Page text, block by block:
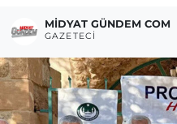
MIDYAT GÜNDEM COM
GAZETECI